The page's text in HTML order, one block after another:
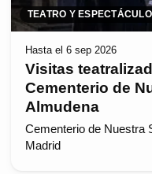
TEATRO Y
Hasta el 6 sep 2026
Visitas
Cementerio de
Almudena
Cementerio de Nuestra
Madrid